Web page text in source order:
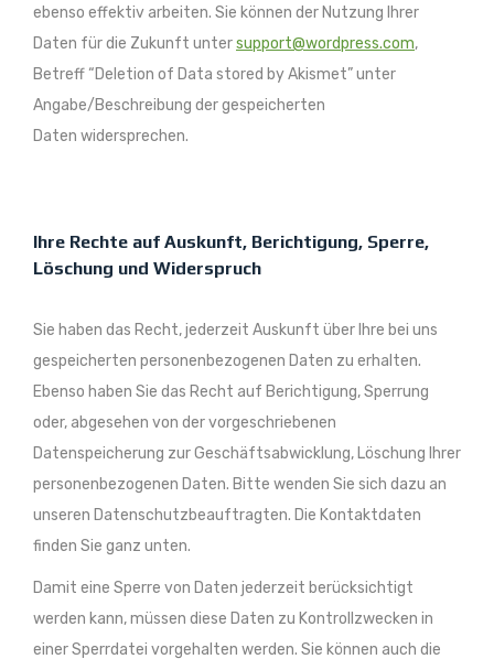
ebenso effektiv arbeiten. Sie können der Nutzung Ihrer
Daten für die Zukunft untersupport@wordpress.com,
Betreff “Deletion of Data stored by Akismet” unter
Angabe/Beschreibung der gespeicherten
Daten widersprechen.
Ihre Rechte auf Auskunft, Berichtigung, Sperre,
Löschung und Widerspruch
Sie haben das Recht, jederzeit Auskunft über Ihre bei uns
gespeicherten personenbezogenen Daten zu erhalten.
Ebenso haben Sie das Recht auf Berichtigung, Sperrung
oder, abgesehen von der vorgeschriebenen
Datenspeicherung zur Geschäftsabwicklung, Löschung Ihrer
personenbezogenen Daten. Bitte wenden Sie sich dazu an
unseren Datenschutzbeauftragten. Die Kontaktdaten
finden Sie ganz unten.
Damit eine Sperre von Daten jederzeit berücksichtigt
werden kann, müssen diese Daten zu Kontrollzwecken in
einer Sperrdatei vorgehalten werden. Sie können auch die